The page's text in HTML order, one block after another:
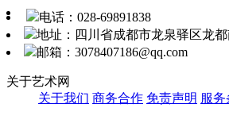
电话：028-69891838
地址：四川省成都市龙泉驿区龙
邮箱：3078407186@qq.com
关于艺术网
关于我们 商务合作 免责声明 服务